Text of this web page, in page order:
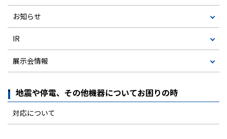
お知らせ
IR
展示会情報
地震や停電、その他機器についてお困りの時
対応について